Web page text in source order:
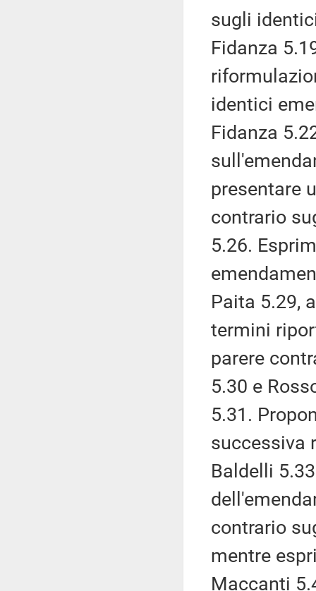
sugli
Fidanza
identici
Fidanza
presentare
contrario
5.26.
Paita 5.29,
termini
parere
5.30 e
5.31.
successiva
Baldelli
contrario
mentre
Maccanti